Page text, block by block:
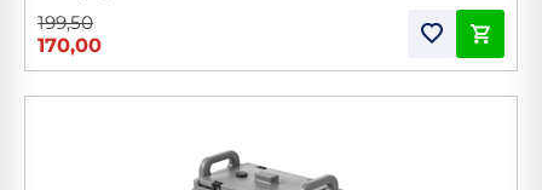
199,50
170,00